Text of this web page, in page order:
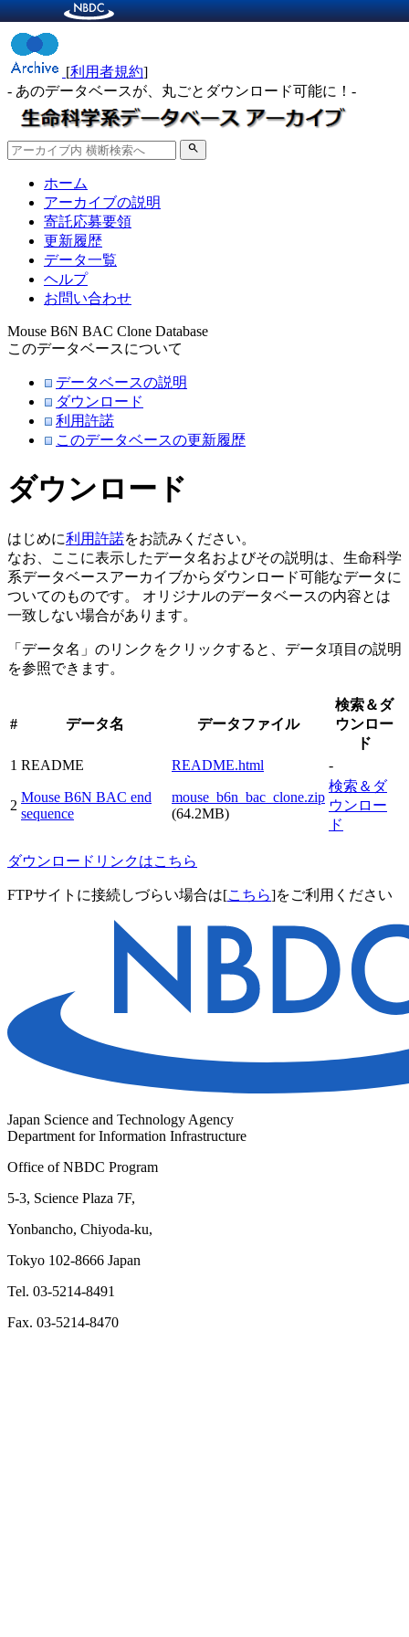
[利用者規約]
- あのデータベースが、丸ごとダウンロード可能に！-
search
ホーム
アーカイブの説明
寄託応募要領
更新履歴
データ一覧
ヘルプ
お問い合わせ
Mouse B6N BAC Clone Database
このデータベースについて
データベースの説明
ダウンロード
利用許諾
このデータベースの更新履歴
ダウンロード
はじめに利用許諾をお読みください。
なお、ここに表示したデータ名およびその説明は、生命科学
系データベースアーカイブからダウンロード可能なデータに
ついてのものです。 オリジナルのデータベースの内容とは
一致しない場合があります。
「データ名」のリンクをクリックすると、データ項目の説明
を参照できます。
# データ名 データファイル
検索＆ダ
ウンロー
ド
1 README README.html -
2
Mouse B6N BAC end
sequence
mouse_b6n_bac_clone.zip
(64.2MB)
検索＆ダ
ウンロー
ド
ダウンロードリンクはこちら
FTPサイトに接続しづらい場合は[こちら]をご利用ください
Japan Science and Technology Agency
Department for Information Infrastructure
Office of NBDC Program
5-3, Science Plaza 7F,
Yonbancho, Chiyoda-ku,
Tokyo 102-8666 Japan
Tel. 03-5214-8491
Fax. 03-5214-8470